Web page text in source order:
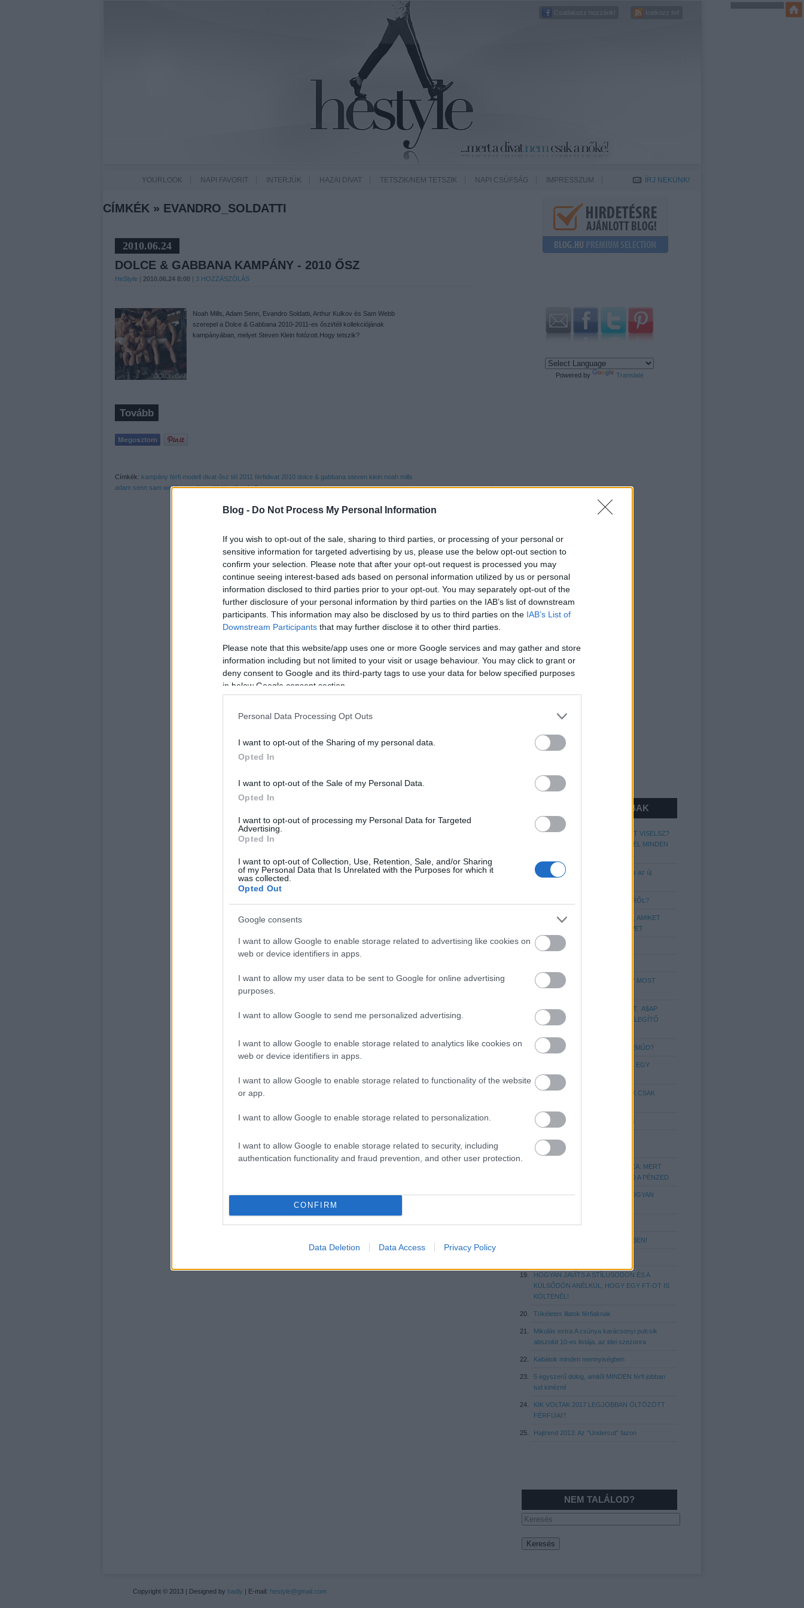
Blog - Do Not Process My Personal Information
If you wish to opt-out of the sale, sharing to third parties, or processing of your personal or
sensitive information for targeted advertising by us, please use the below opt-out section to
confirm your selection. Please note that after your opt-out request is processed you may
continue seeing interest-based ads based on personal information utilized by us or personal
information disclosed to third parties prior to your opt-out. You may separately opt-out of the
further disclosure of your personal information by third parties on the IAB’s list of downstream
participants. This information may also be disclosed by us to third parties on the IAB’s List of
Downstream Participants that may further disclose it to other third parties.
Please note that this website/app uses one or more Google services and may gather and store
information including but not limited to your visit or usage behaviour. You may click to grant or
deny consent to Google and its third-party tags to use your data for below specified purposes
in below Google consent section.
Personal Data Processing Opt Outs
I want to opt-out of the Sharing of my personal data.
Opted In
I want to opt-out of the Sale of my Personal Data.
Opted In
I want to opt-out of processing my Personal Data for Targeted
Advertising.
Opted In
I want to opt-out of Collection, Use, Retention, Sale, and/or Sharing
of my Personal Data that Is Unrelated with the Purposes for which it
was collected.
Opted Out
Google consents
I want to allow Google to enable storage related to advertising like cookies on
web or device identifiers in apps.
I want to allow my user data to be sent to Google for online advertising
purposes.
I want to allow Google to send me personalized advertising.
I want to allow Google to enable storage related to analytics like cookies on
web or device identifiers in apps.
I want to allow Google to enable storage related to functionality of the website
or app.
I want to allow Google to enable storage related to personalization.
I want to allow Google to enable storage related to security, including
authentication functionality and fraud prevention, and other user protection.
CONFIRM
Data Deletion Data Access Privacy Policy
Csatlakozz hozzánk! Iratkozz fel!
YOURLOOK NAPI FAVORIT INTERJÚK HAZAI DIVAT TETSZIK/NEM TETSZIK NAPI CSÚFSÁG IMPRESSZUM ÍRJ NEKÜNK!
CÍMKÉK » EVANDRO_SOLDATTI
2010.06.24
DOLCE & GABBANA KAMPÁNY - 2010 ŐSZ
HeStyle | 2010.06.24 8:00 | 3 HOZZÁSZÓLÁS
Noah Mills, Adam Senn, Evandro Soldatti, Arthur Kulkov és Sam Webb
szerepel a Dolce & Gabbana 2010-2011-es őszi/téli kollekciójának
kampányában, melyet Steven Klein fotózott.Hogy tetszik?
Tovább
Címkék: kampány férfi modell divat ősz tél 2011 férfidivat 2010 dolce & gabbana steven klein noah mills
adam senn sam webb evandro soldatti arthur kulkov
Powered by Translate
LEGOLVASOTTABBAK
MIT ÁRUL EL RÓLAD A CIPŐ AMIT VISELSZ?
GARDRÓB-CHECK, CIPŐK AMIVEL MINDEN
Kapaszkodjatok: A lumberszexuális az új
MIT KELL TUDNI AZ ÖVVISELÉSRŐL?
A LEGGYAKORIBB STÍLUSHIBÁK, AMIKET
SAJNOS A LEGTÖBBÜNK ELKÖVET
A 7 legférfiasabb illat 2018-ra
A LEGENDÁS „APU SPORTCIPŐ” MOST
VEDD KÉNYELMESRE A FIGURÁT, A$AP
ROCKY ÚJ SZINTRE EMELI A MELEGÍTŐ
MIT ÁRUL EL RÓLAD AZ ALSÓNEMŰD?
6 DOLOG, AMIT IMÁDNAK A NŐK EGY
FÉRFIN!
HETI STÍLUS-TRÜKKÖK TŐLÜNK CSAK
Hajtrend 2014/15: A Fade hajvágás
IGAZÍTSD A HAJSTÍLUSOD A
FEJFORMÁDHOZ!
A TÖKÉLETES FÉRFI PÉNZTÁRCA: MERT
FONTOS, HOGY MIBEN TARTOD A PÉNZED
NYAKKENDŐ KALAUZ AVAGY, HOGYAN
10 ALAPSZABÁLY A MOZITEREMBEN!
HOGYAN JAVÍTS A STÍLUSODON ÉS A
KÜLSŐDÖN ANÉLKÜL, HOGY EGY FT-OT IS
KÖLTENÉL!
Tökéletes illatok férfiaknak
Mikulás extra:A csúnya karácsonyi pulcsik
abszolút 10-es listája, az idei szezonra
Kabátok minden mennyiségben
5 egyszerű dolog, amitől MINDEN férfi jobban
tud kinézni!
KIK VOLTAK 2017 LEGJOBBAN ÖLTÖZÖTT
FÉRFIJAI?
Hajtrend 2013: Az "Undercut" fazon
NEM TALÁLOD?
Copyright © 2013 | Designed by badly | E-mail: hestyle@gmail.com